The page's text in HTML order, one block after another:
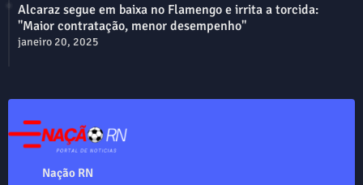
Alcaraz segue em baixa no Flamengo e irrita a torcida:
"Maior contratação, menor desempenho"
janeiro 20, 2025
Nação RN